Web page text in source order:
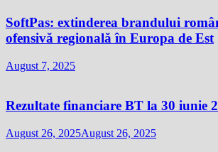
SoftPas: extinderea brandului
ofensivă regională în Europa de Est
August 7, 2025
Rezultate financiare BT la 30 iunie
August 26, 2025August 26, 2025